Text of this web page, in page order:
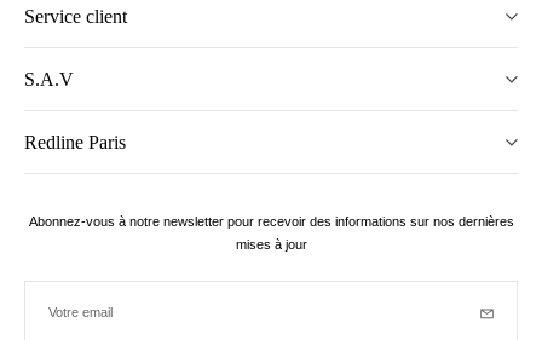
Service client
S.A.V
Redline Paris
Abonnez-vous à notre newsletter pour recevoir des informations sur nos dernières
mises à jour
Votre email